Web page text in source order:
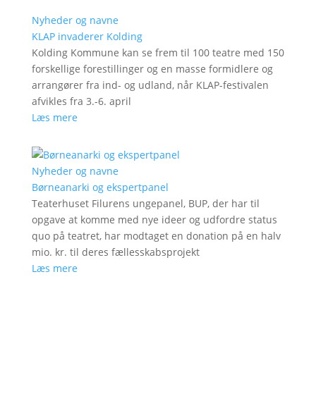
Nyheder og navne
KLAP invaderer Kolding
Kolding Kommune kan se frem til 100 teatre med 150
forskellige forestillinger og en masse formidlere og
arrangører fra ind- og udland, når KLAP-festivalen
afvikles fra 3.-6. april
Læs mere
Nyheder og navne
Børneanarki og ekspertpanel
Teaterhuset Filurens ungepanel, BUP, der har til
opgave at komme med nye ideer og udfordre status
quo på teatret, har modtaget en donation på en halv
mio. kr. til deres fællesskabsprojekt
Læs mere